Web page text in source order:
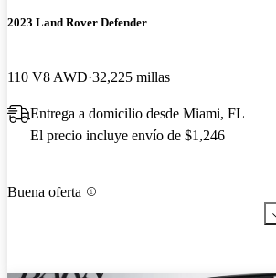
2023 Land Rover Defender
110 V8 AWD 32,225 millas
Entrega a domicilio desde Miami, FL
El precio incluye envío de $1,246
Buena oferta